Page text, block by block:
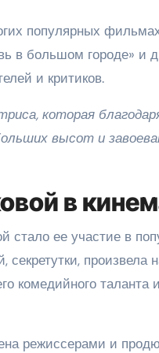
популярных
в большом городе» и
и критиков.
которая
высот и
в
ее участие в
секретутки,
комедийного таланта
режиссерами и